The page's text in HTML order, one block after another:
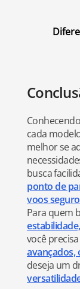
cada
melhor se
busca
ponto de
voos
Para quem
você
avançados,
deseja um